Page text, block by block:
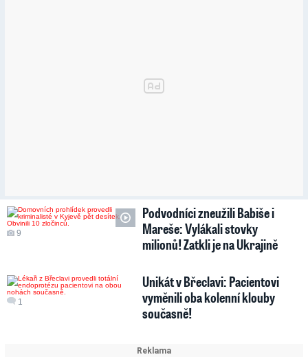
9
Podvodníci zneužili Babiše i
Mareše: Vylákali stovky
milionů! Zatkli je na Ukrajině
1
Unikát v Břeclavi: Pacientovi
vyměnili oba kolenní klouby
současně!